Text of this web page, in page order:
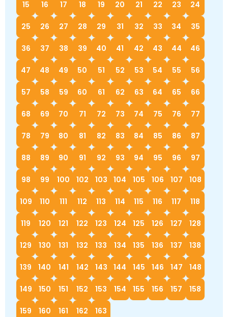
15 16 17 18 19 20 21 22 23 24
25 26 27 28 29 31 32 33 34 35
36 37 38 39 40 41 42 43 44 46
47 48 49 50 51 52 53 54 55 56
57 58 59 60 61 62 63 64 65 66
68 69 70 71 72 73 74 75 76 77
78 79 80 81 82 83 84 85 86 87
88 89 90 91 92 93 94 95 96 97
98 99 100 102 103 104 105 106 107 108
109 110 111 112 113 114 115 116 117 118
119 120 121 122 123 124 125 126 127 128
129 130 131 132 133 134 135 136 137 138
139 140 141 142 143 144 145 146 147 148
149 150 151 152 153 154 155 156 157 158
159 160 161 162 163